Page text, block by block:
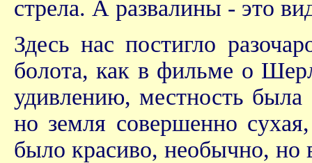
стрела. А развалины - это
Здесь нас постигло
болота, как в фильме о
удивлению, местность
но земля совершенно
было красиво, необычно, но